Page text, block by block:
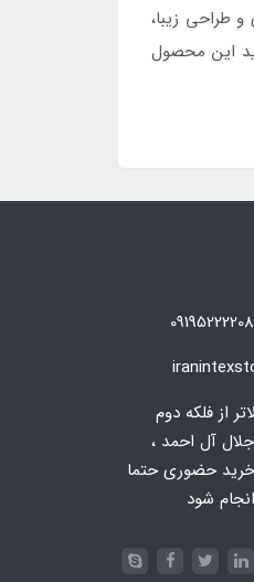
طراحی زیبا،
این محصول
از فلکه دوم
آل احمد ،
جهت خرید حضوری حتما
شود